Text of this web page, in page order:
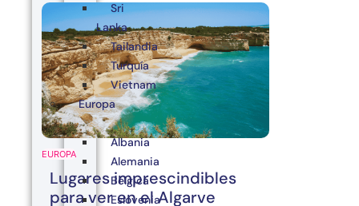
EUROPA
Lugares imprescindibles
para ver en el Algarve
Sri
Lanka
Tailandia
Turquía
Vietnam
Europa
Albania
Alemania
Bélgica
Eslovenia